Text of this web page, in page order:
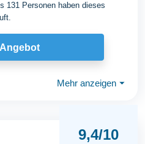
131 Personen haben dieses
Mehr anzeigen ⏷
9,4/10